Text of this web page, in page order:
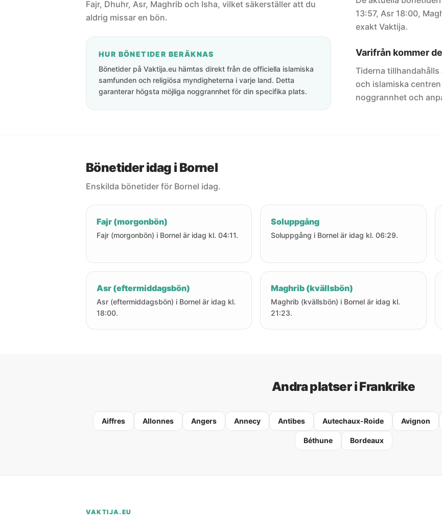
Fajr, Dhuhr, Asr, Maghrib och Isha, vilket säkerställer att du
aldrig missar en bön.
HUR BÖNETIDER BERÄKNAS
Bönetider på Vaktija.eu hämtas direkt från de officiella islamiska
samfunden och religiösa myndigheterna i varje land. Detta
garanterar högsta möjliga noggrannhet för din specifika plats.
13:57, Asr 18:00,
exakt Vaktija.
Varifrån kommer
Tiderna
och islamiska
noggrannhet och
Bönetider idag i Bornel
Enskilda bönetider för Bornel idag.
Fajr (morgonbön)
Fajr (morgonbön) i Bornel är idag kl. 04:11.
Soluppgång
Soluppgång i Bornel är idag kl. 06:29.
Asr (eftermiddagsbön)
Asr (eftermiddagsbön) i Bornel är idag kl.
18:00.
Maghrib (kvällsbön)
Maghrib (kvällsbön) i Bornel är idag kl.
21:23.
Andra platser i Frankrike
Aiffres Allonnes Angers Annecy Antibes Autechaux-Roide Avignon
Béthune Bordeaux
VAKTIJA.EU